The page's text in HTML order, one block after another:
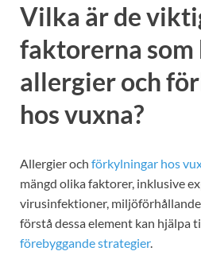
Vilka är de
faktorerna
allergier och
hos vuxna?
Allergier och förkylningar hos
mängd olika faktorer, inklusive
virusinfektioner,
förstå dessa element kan hjälpa
förebyggande strategier.